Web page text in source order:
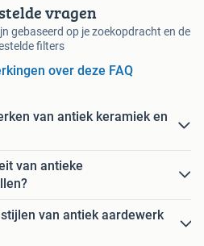
vragen
gebaseerd op je zoekopdracht en de
filters
over deze FAQ
van antiek keramiek en
van antieke
van antiek aardewerk